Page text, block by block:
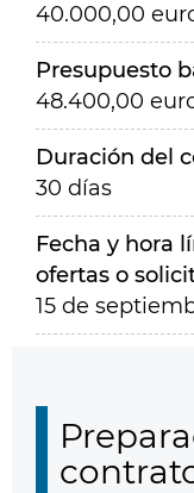
40.000,00
Presupuesto
48.400,00
Duración del
30 días
Fecha y hora
ofertas o
15 de